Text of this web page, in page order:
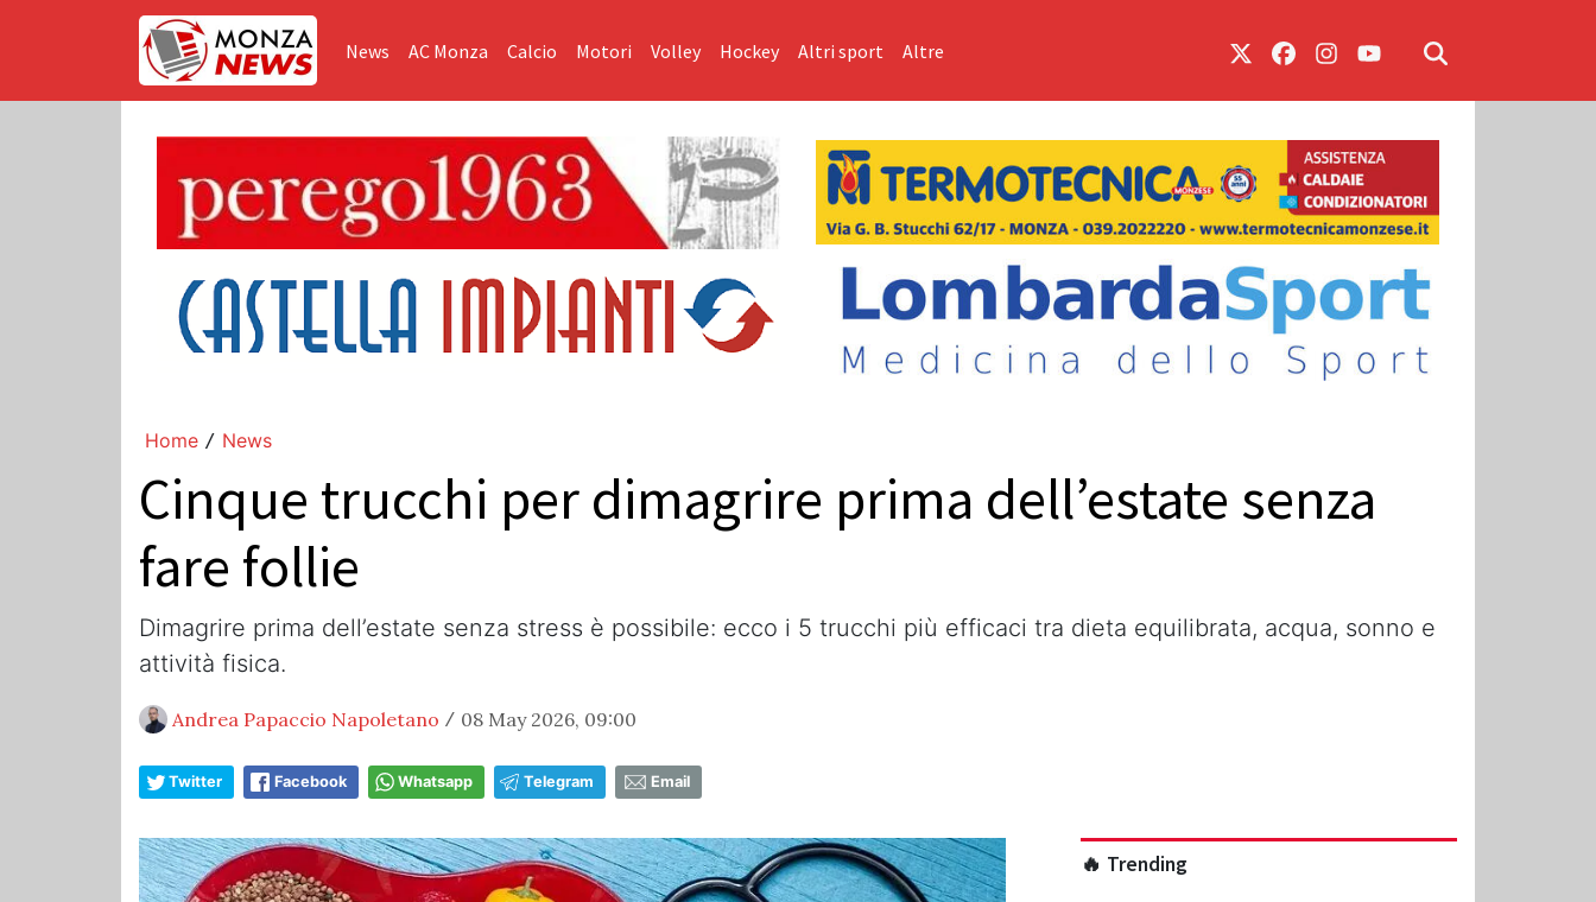
News AC Monza Calcio Motori Volley Hockey Altri sport Altre
Home / News
Cinque trucchi per dimagrire prima dell’estate senza
fare follie
Dimagrire prima dell’estate senza stress è possibile: ecco i 5 trucchi più efficaci tra dieta equilibrata, acqua, sonno e
attività fisica.
Andrea Papaccio Napoletano / 08 May 2026, 09:00
Twitter Facebook Whatsapp Telegram Email
🔥 Trending